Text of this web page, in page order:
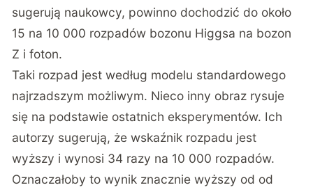
sugerują naukowcy, powinno dochodzić do około
15 na 10 000 rozpadów bozonu Higgsa na bozon
Z i foton.
Taki rozpad jest według modelu standardowego
najrzadszym możliwym. Nieco inny obraz rysuje
się na podstawie ostatnich eksperymentów. Ich
autorzy sugerują, że wskaźnik rozpadu jest
wyższy i wynosi 34 razy na 10 000 rozpadów.
Oznaczałoby to wynik znacznie wyższy od od